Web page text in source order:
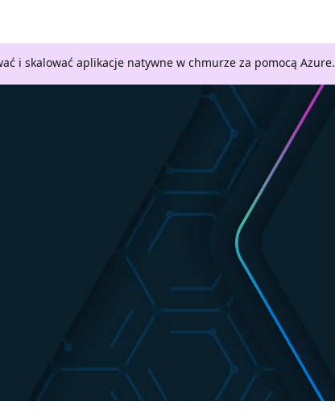
i skalować aplikacje natywne w chmurze za pomocą Azure.